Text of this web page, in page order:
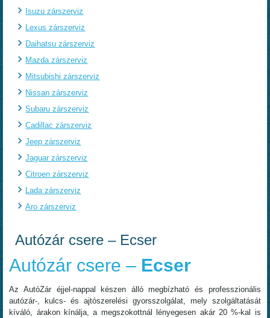
Isuzu zárszerviz
Lexus zárszerviz
Daihatsu zárszerviz
Mazda zárszerviz
Mitsubishi zárszerviz
Nissan zárszerviz
Subaru zárszerviz
Cadillac zárszerviz
Jeep zárszerviz
Jaguar zárszerviz
Citroen zárszerviz
Lada zárszerviz
Aro zárszerviz
Autózár csere – Ecser
Autózár csere – Ecser
Az AutóZár éjjel-nappal készen álló megbízható és professzionális
autózár-, kulcs- és ajtószerelési gyorsszolgálat, mely szolgáltatását
kíváló, árakon kínálja, a megszokottnál lényegesen akár 20 %-kal is